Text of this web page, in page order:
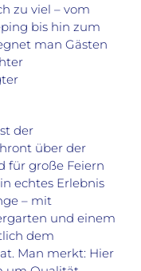
zu viel – vom
bis hin zum
man Gästen
der
über der
für große Feiern
echtes Erlebnis
– mit
und einem
dem
Man merkt: Hier